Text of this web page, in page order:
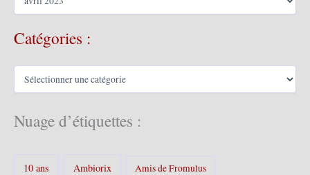
h
s
Catégories :
C
é
g
Nuage d’étiquettes :
10 ans Ambiorix Amis de Fromulus